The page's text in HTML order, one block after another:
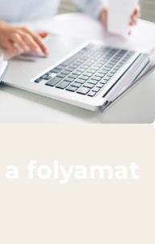
folyamat